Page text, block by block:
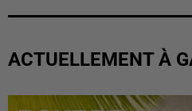
ACTUELLEMENT À